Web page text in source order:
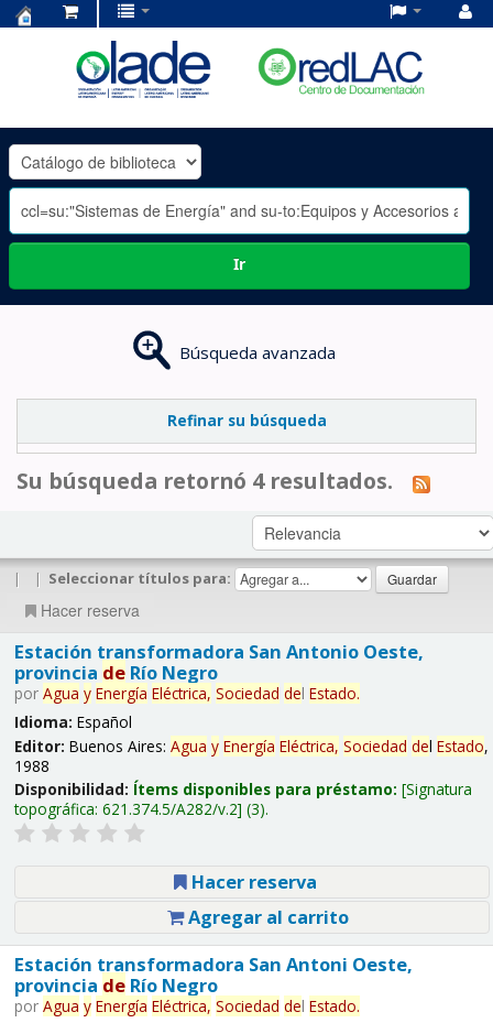
OLADE
-
Ir
Búsqueda avanzada
Refinar su búsqueda
Su búsqueda retornó 4 resultados.
| | Seleccionar títulos para:
Hacer reserva
Estación transformadora San Antonio Oeste,
provincia deRío Negro
por Agua y Energía Eléctrica, Sociedad del Estado.
Idioma: Español
Editor: Buenos Aires: Agua y Energía Eléctrica, Sociedad del Estado,
1988
Disponibilidad: Ítems disponibles para préstamo: Signatura
topográfica: 621.374.5/A282/v.2 (3).
Hacer reserva
Agregar al carrito
Estación transformadora San Antoni Oeste,
provincia deRío Negro
por Agua y Energía Eléctrica, Sociedad del Estado.